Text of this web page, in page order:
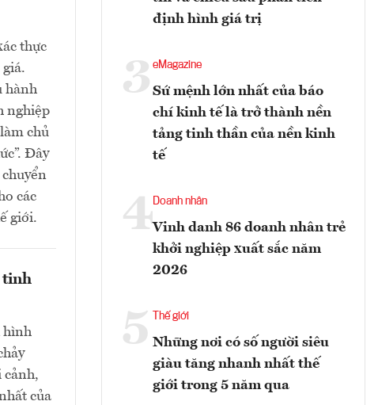
thực
hành
nghiệp
chủ
Đây
các
giới.
tinh
hình
cảnh,
của
định hình giá trị
3 eMagazine
Sứ mệnh lớn nhất của báo
chí kinh tế là trở thành nền
tảng tinh thần của nền kinh
tế
4Doanh nhân
Vinh danh 86 doanh nhân trẻ
khởi nghiệp xuất sắc năm
2026
5 Thế giới
Những nơi có số người siêu
giàu tăng nhanh nhất thế
giới trong 5 năm qua